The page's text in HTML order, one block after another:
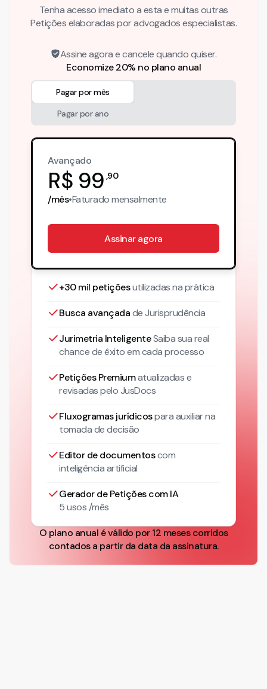
Tenha acesso imediato a esta e muitas outras
Petições elaboradas por advogados especialistas.
Assine agora e cancele quando quiser.
Economize 20% no plano anual
Pagar por mês
Pagar por ano
Avançado
R$ 99 ,90
/mês•Faturadomensalmente
Assinar agora
+30 mil petiçõesutilizadas na prática
Busca avançadade Jurisprudência
Jurimetria InteligenteSaiba sua real
chance de êxito em cada processo
Petições Premiumatualizadase
revisadas pelo JusDocs
Fluxogramas jurídicospara auxiliar na
tomada de decisão
Editor de documentoscom
inteligência artificial
Gerador de Petições com IA
5 usos /mês
O plano anual é válido por 12 meses corridos
contados a partir da data da assinatura.